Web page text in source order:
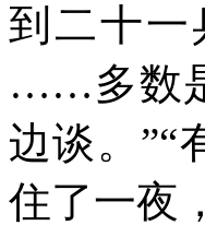
到二十
……多数
边谈。”“
住了一夜